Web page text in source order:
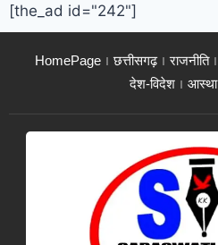
[the_ad id="242"]
HomePage छत्तीसगढ़ राजनीति
देश-विदेश
आस्था